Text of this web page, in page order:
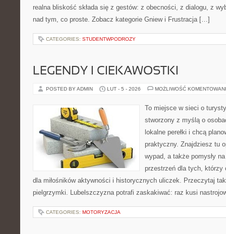
realna bliskość składa się z gestów: z obecności, z dialogu, z
nad tym, co proste. Zobacz kategorie Gniew i Frustracja […]
CATEGORIES: STUDENTWPODROZY
LEGENDY I CIEKAWOSTKI
POSTED BY ADMIN LUT - 5 - 2026 MOŻLIWOŚĆ
To miejsce w sieci o
stworzony z myślą o
lokalne perełki i chcą
praktyczny. Znajdziesz tu
wypad, a także pomysły
przestrzeń dla tych, którzy
dla miłośników aktywności i historycznych uliczek. Przeczytaj
pielgrzymki. Lubelszczyzna potrafi zaskakiwać: raz kusi
CATEGORIES: MOTORYZACJA